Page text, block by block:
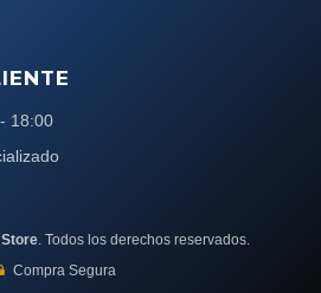
18:00
. Todos los derechos reservados.
Compra Segura